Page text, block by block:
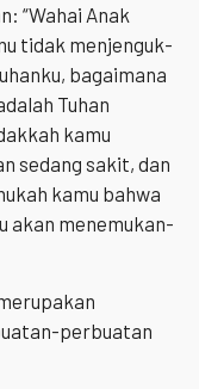
“Wahai Anak
tidak menjenguk-
bagaimana
Tuhan
kamu
sedang sakit, dan
kamu bahwa
akan menemukan-
perbuatan